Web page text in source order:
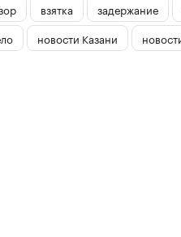
взятка задержание
новости Казани